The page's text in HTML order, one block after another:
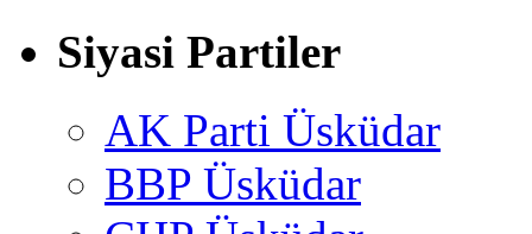
Siyasi Partiler
AK Parti Üsküdar
BBP Üsküdar